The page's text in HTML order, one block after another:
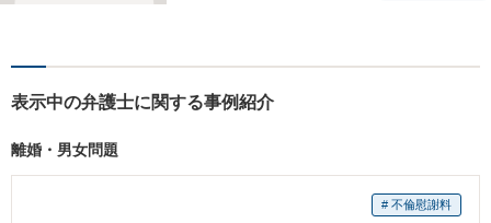
なんでも気軽に相談できる
弁護士でありたいと思ってお
表示中の弁護士に関する事例紹介
離婚・男女問題
# 不倫慰謝料